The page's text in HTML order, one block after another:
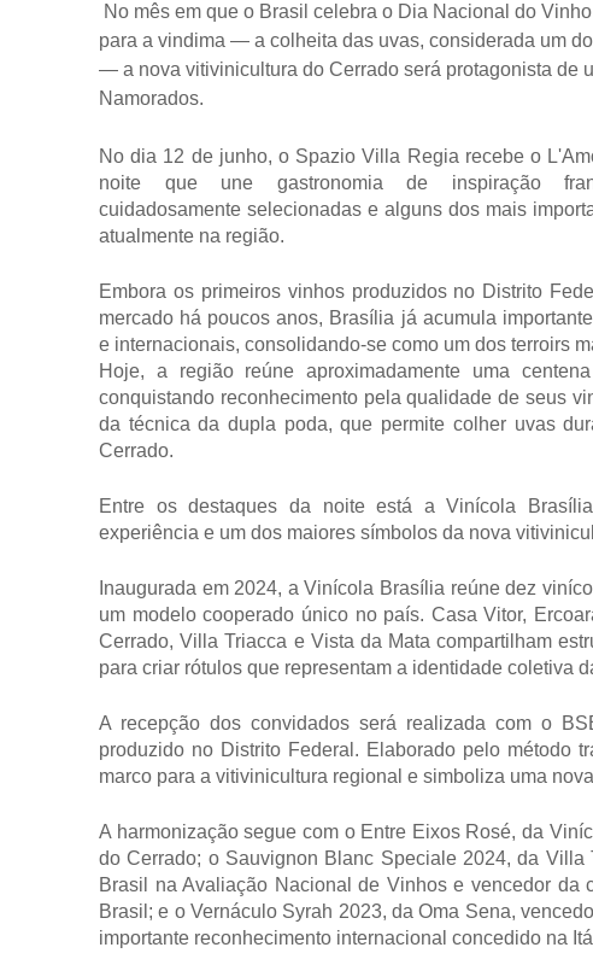
No mês em que o Brasil celebra o Dia Nacional do
para a vindima — a colheita das uvas, considerada um
— a nova vitivinicultura do Cerrado será protagonista de
Namorados.
No dia 12 de junho, o Spazio Villa Regia recebe o
noite que une gastronomia de inspiração
cuidadosamente selecionadas e alguns dos mais
atualmente na região.
Embora os primeiros vinhos produzidos no Distrito
mercado há poucos anos, Brasília já acumula
e internacionais, consolidando-se como um dos terroirs
Hoje, a região reúne aproximadamente uma
conquistando reconhecimento pela qualidade de seus
da técnica da dupla poda, que permite colher uvas
Cerrado.
Entre os destaques da noite está a Vinícola
experiência e um dos maiores símbolos da nova
Inaugurada em 2024, a Vinícola Brasília reúne dez
um modelo cooperado único no país. Casa Vitor,
Cerrado, Villa Triacca e Vista da Mata compartilham
para criar rótulos que representam a identidade coletiva
A recepção dos convidados será realizada com o
produzido no Distrito Federal. Elaborado pelo método
marco para a vitivinicultura regional e simboliza uma
A harmonização segue com o Entre Eixos Rosé, da
do Cerrado; o Sauvignon Blanc Speciale 2024, da
Brasil na Avaliação Nacional de Vinhos e vencedor
Brasil; e o Vernáculo Syrah 2023, da Oma Sena,
importante reconhecimento internacional concedido na